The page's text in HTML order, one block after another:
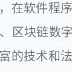
在软件程
区块链数
的技术和